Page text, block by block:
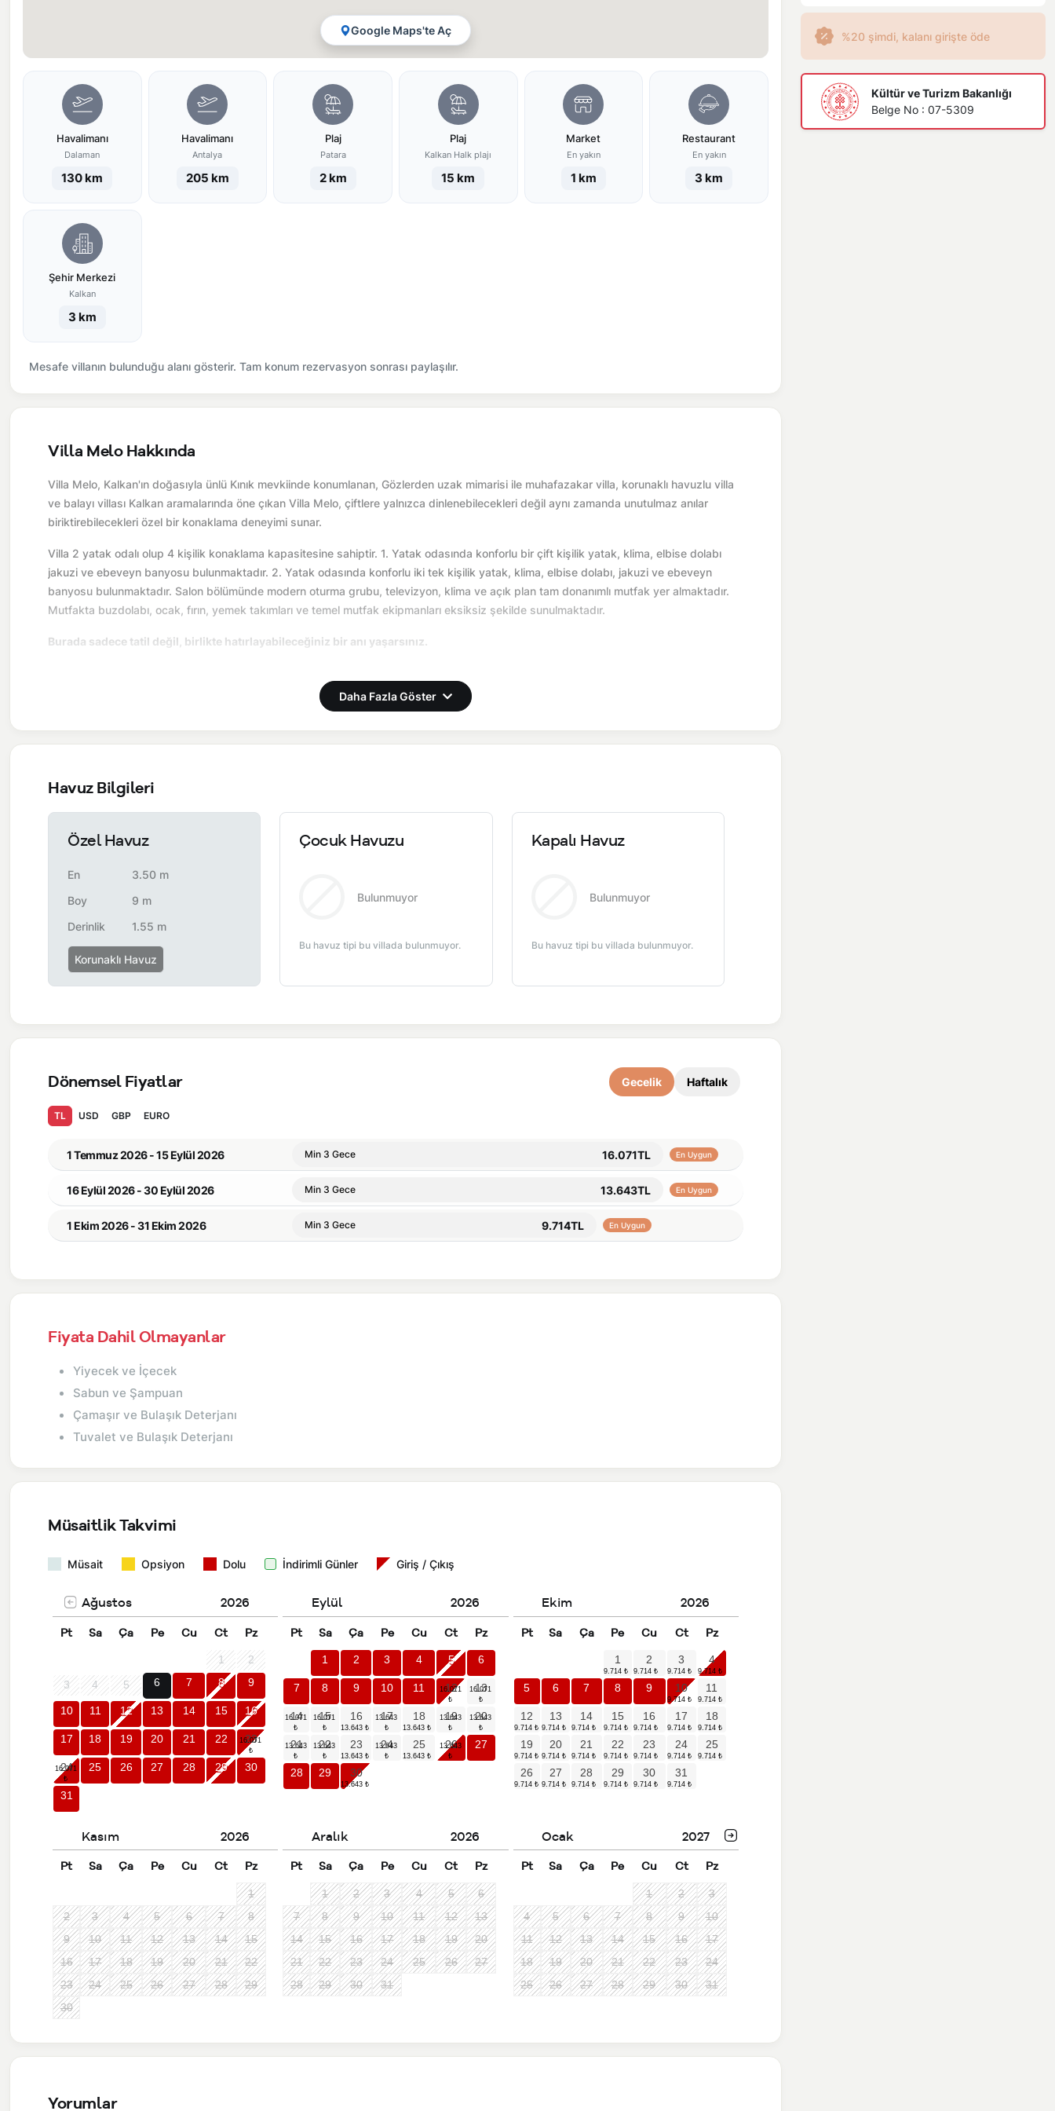
Google Maps'te Aç
Havalimanı
Dalaman
130 km
Havalimanı
Antalya
205 km
Plaj
Patara
2 km
Plaj
Kalkan Halk plajı
15 km
Market
En yakın
1 km
Restaurant
En yakın
3 km
Şehir Merkezi
Kalkan
3 km
Mesafe villanın bulunduğu alanı gösterir. Tam konum rezervasyon sonrası paylaşılır.
Villa Melo Hakkında
Villa Melo, Kalkan'ın doğasıyla ünlü Kınık mevkiinde konumlanan, Gözlerden uzak mimarisi ile muhafazakar villa, korunaklı havuzlu villa
ve balayı villası Kalkan aramalarında öne çıkan Villa Melo, çiftlere yalnızca dinlenebilecekleri değil aynı zamanda unutulmaz anılar
biriktirebilecekleri özel bir konaklama deneyimi sunar.
Villa 2 yatak odalı olup 4 kişilik konaklama kapasitesine sahiptir. 1. Yatak odasında konforlu bir çift kişilik yatak, klima, elbise dolabı
jakuzi ve ebeveyn banyosu bulunmaktadır. 2. Yatak odasında konforlu iki tek kişilik yatak, klima, elbise dolabı, jakuzi ve ebeveyn
banyosu bulunmaktadır. Salon bölümünde modern oturma grubu, televizyon, klima ve açık plan tam donanımlı mutfak yer almaktadır.
Mutfakta buzdolabı, ocak, fırın, yemek takımları ve temel mutfak ekipmanları eksiksiz şekilde sunulmaktadır.
Burada sadece tatil değil, birlikte hatırlayabileceğiniz bir anı yaşarsınız.
yol çalışması, elektrik ve su kesintileri yaşanabilmektedir.Daha Fazla Göster
Havuz Bilgileri
Özel Havuz
En
3.50 m
Boy
9 m
Derinlik
1.55 m
Korunaklı Havuz
Çocuk Havuzu
Bulunmuyor
Bu havuz tipi bu villada bulunmuyor.
Kapalı Havuz
Bulunmuyor
Bu havuz tipi bu villada bulunmuyor.
Dönemsel Fiyatlar Gecelik Haftalık
TL USD GBP EURO
1 Temmuz 2026 - 15 Eylül 2026 Min 3 Gece 16.071TL En Uygun
16 Eylül 2026 - 30 Eylül 2026 Min 3 Gece 13.643TL En Uygun
1 Ekim 2026 - 31 Ekim 2026 Min 3 Gece 9.714TL En Uygun
Fiyata Dahil Olmayanlar
Yiyecek ve İçecek
Sabun ve Şampuan
Çamaşır ve Bulaşık Deterjanı
Tuvalet ve Bulaşık Deterjanı
Müsaitlik Takvimi
Müsait Opsiyon Dolu İndirimli Günler Giriş / Çıkış
Ağustos 2026
Pt Sa Ça Pe Cu Ct Pz
1
2
3
4 5 6 7 8 9
10 11 12 13 14 15 16
17 18 19 20 21 22 23
24 25 26 27 28 29 30
31
Eylül 2026
Pt Sa Ça Pe Cu Ct Pz
1 2 3 4 5 6
7 8 9 10 11 12 13
14 15 16 17 18 19 20
21 22 23 24 25 26 27
28 29 30
Ekim 2026
Pt Sa Ça Pe Cu Ct Pz
1 2 3 4
5 6 7 8 9 10 11
12 13 14 15 16 17 18
19 20 21 22 23 24 25
26 27 28 29 30 31
Kasım 2026
Pt Sa Ça Pe Cu Ct Pz
1
2
3 4 5 6 7
8
9
10 11 12 13 14
15
16
17 18 19 20 21
22
23
24 25 26 27 28
29
30
Aralık 2026
Pt Sa Ça Pe Cu Ct Pz
1 2 3 4 5
6
7
8 9 10 11 12
13
14
15 16 17 18 19
20
21
22 23 24 25 26
27
28
29 30 31
Ocak 2027
Pt Sa Ça Pe Cu Ct Pz
1 2
3
4
5 6 7 8 9
10
11
12 13 14 15 16
17
18
19 20 21 22 23
24
25
26 27 28 29 30 31
Yorumlar
%20 şimdi, kalanı girişte öde
Kültür ve Turizm Bakanlığı
Belge No : 07-5309